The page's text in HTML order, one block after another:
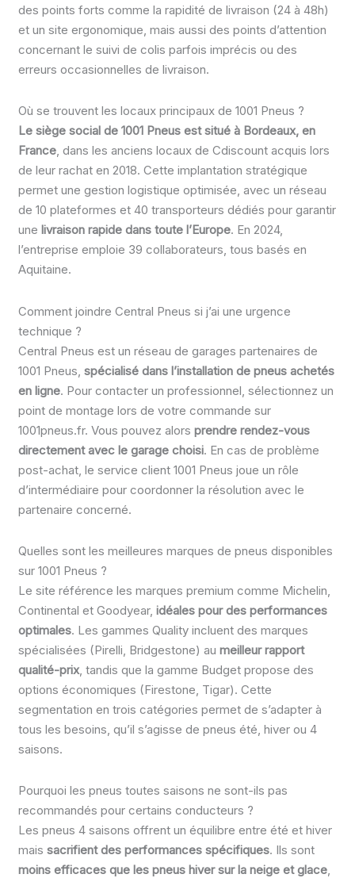
des points forts comme la rapidité de livraison (24 à 48h)
et un site ergonomique, mais aussi des points d’attention
concernant le suivi de colis parfois imprécis ou des
erreurs occasionnelles de livraison.
Où se trouvent les locaux principaux de 1001 Pneus ?
Le siège social de 1001 Pneus est situé à Bordeaux, en
France, dans les anciens locaux de Cdiscount acquis lors
de leur rachat en 2018. Cette implantation stratégique
permet une gestion logistique optimisée, avec un réseau
de 10 plateformes et 40 transporteurs dédiés pour garantir
unelivraison rapide dans toute l’Europe. En 2024,
l’entreprise emploie 39 collaborateurs, tous basés en
Aquitaine.
Comment joindre Central Pneus si j’ai une urgence
technique ?
Central Pneus est un réseau de garages partenaires de
1001 Pneus,spécialisé dans l’installation de pneus achetés
en ligne. Pour contacter un professionnel, sélectionnez un
point de montage lors de votre commande sur
1001pneus.fr. Vous pouvez alorsprendre rendez-vous
directement avec le garage choisi. En cas de problème
post-achat, le service client 1001 Pneus joue un rôle
d’intermédiaire pour coordonner la résolution avec le
partenaire concerné.
Quelles sont les meilleures marques de pneus disponibles
sur 1001 Pneus ?
Le site référence les marques premium comme Michelin,
Continental et Goodyear,idéales pour des performances
optimales. Les gammes Quality incluent des marques
spécialisées (Pirelli, Bridgestone) aumeilleur rapport
qualité-prix, tandis que la gamme Budget propose des
options économiques (Firestone, Tigar). Cette
segmentation en trois catégories permet de s’adapter à
tous les besoins, qu’il s’agisse de pneus été, hiver ou 4
saisons.
Pourquoi les pneus toutes saisons ne sont-ils pas
recommandés pour certains conducteurs ?
Les pneus 4 saisons offrent un équilibre entre été et hiver
maissacrifient des performances spécifiques. Ils sont
moins efficaces que les pneus hiver sur la neige et glace,